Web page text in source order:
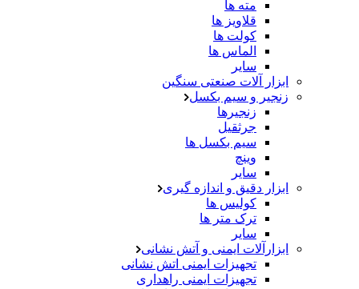
مته ها
قلاویز ها
کولت ها
الماس ها
سایر
ابزار آلات صنعتی سنگین
زنجیر و سیم بکسل
زنجیرها
جرثقیل
سیم بکسل ها
وینچ
سایر
ابزار دقیق و اندازه گیری
کولیس ها
ترک متر ها
سایر
ابزارآلات ایمنی و آتش نشانی
تجهیزات ایمنی اتش نشانی
تجهیزات ایمنی راهداری